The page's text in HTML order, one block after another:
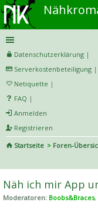
Datenschutzerklärung |
Serverkostenbeteiligung |
Netiquette |
FAQ |
Anmelden
Registrieren
Startseite
Foren-
he
Näh ich mir App
Moderatoren: Boobs&Braces,